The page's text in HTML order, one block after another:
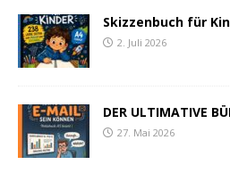
Skizzenbuch für
2. Juli 2026
DER ULTIMATIVE
27. Mai 2026